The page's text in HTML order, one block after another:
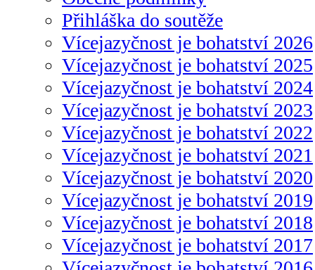
Přihláška do soutěže
Vícejazyčnost je bohatství 2026
Vícejazyčnost je bohatství 2025
Vícejazyčnost je bohatství 2024
Vícejazyčnost je bohatství 2023
Vícejazyčnost je bohatství 2022
Vícejazyčnost je bohatství 2021
Vícejazyčnost je bohatství 2020
Vícejazyčnost je bohatství 2019
Vícejazyčnost je bohatství 2018
Vícejazyčnost je bohatství 2017